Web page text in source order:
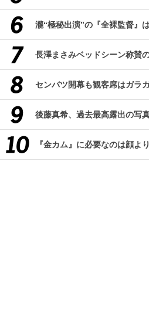
瀧“極秘出演”の『全裸監督』
長澤まさみベッドシーン称賛
センバツ開幕も観客席はガラ
後藤真希、過去最高露出の写
『金カム』に必要なのは顔よ